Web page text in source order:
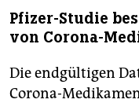
Pfizer-Studie
von Corona-
Die endgültigen
Corona-